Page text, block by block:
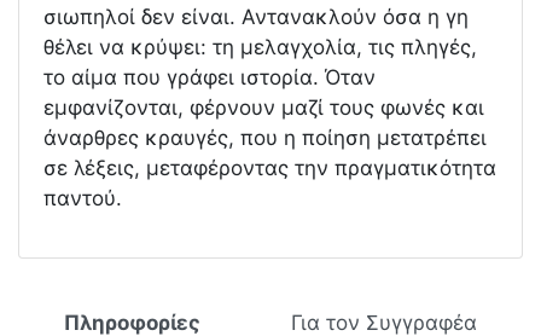
σιωπηλοί δεν είναι. Αντανακλούν όσα η γη
θέλει να κρύψει: τη μελαγχολία, τις πληγές,
το αίμα που γράφει ιστορία. Όταν
εμφανίζονται, φέρνουν μαζί τους φωνές και
άναρθρες κραυγές, που η ποίηση μετατρέπει
σε λέξεις, μεταφέροντας την πραγματικότητα
παντού.
Πληροφορίες Για τον Συγγραφέα